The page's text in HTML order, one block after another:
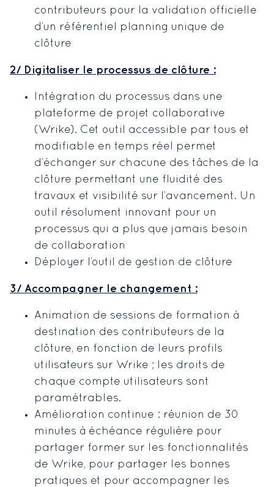
contributeurs pour la validation officielle
d’un référentiel planning unique de
clôture
2/ Digitaliser le processus de clôture :
Intégration du processus dans une
plateforme de projet collaborative
(Wrike). Cet outil accessible par tous et
modifiable en temps réel permet
d’échanger sur chacune des tâches de la
clôture permettant une fluidité des
travaux et visibilité sur l’avancement. Un
outil résolument innovant pour un
processus qui a plus que jamais besoin
de collaboration
Déployer l’outil de gestion de clôture
3/ Accompagner le changement :
Animation de sessions de formation à
destination des contributeurs de la
clôture, en fonction de leurs profils
utilisateurs sur Wrike ; les droits de
chaque compte utilisateurs sont
paramétrables.
Amélioration continue : réunion de 30
minutes à échéance régulière pour
partager former sur les fonctionnalités
de Wrike, pour partager les bonnes
pratiques et pour accompagner les